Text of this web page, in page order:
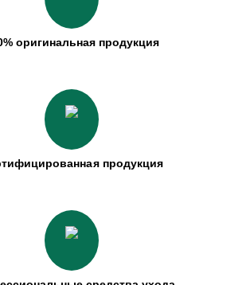
оригинальная продукция
продукция